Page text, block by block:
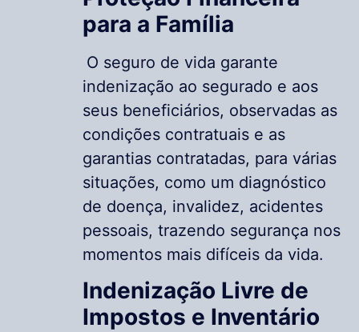
para a Família
O seguro de vida garante
indenização ao segurado e aos
seus beneficiários, observadas as
condições contratuais e as
garantias contratadas, para várias
situações, como um diagnóstico
de doença, invalidez, acidentes
pessoais, trazendo segurança nos
momentos mais difíceis da vida.
Indenização Livre de
Impostos e Inventário